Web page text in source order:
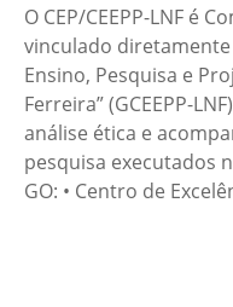
O CEP/CEEPP-LNF é
vinculado diretamente
Ensino, Pesquisa e
Ferreira” (GCEEPP-
análise ética e
pesquisa executados
GO: • Centro de